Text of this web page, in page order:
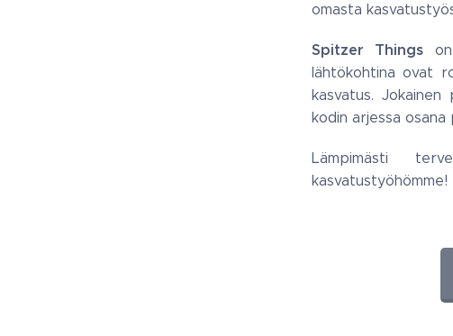
omasta
Spitzer Things
lähtökohtina ovat
kasvatus.
kodin arjessa
Lämpimästi
kasvatustyöhömme!